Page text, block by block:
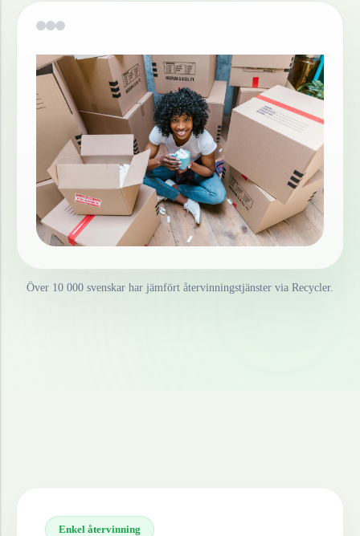
Över 10 000 svenskar har jämfört återvinningstjänster via Recycler.
Enkel återvinning